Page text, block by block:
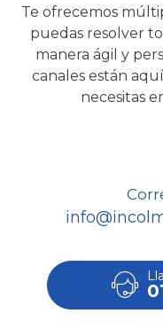
Te ofrecemos
puedas resolver
manera ágil y
canales están
necesitas